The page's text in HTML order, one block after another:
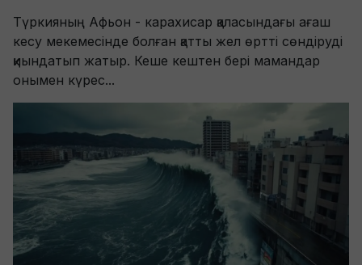
Түркияның Афьон - карахисар қаласындағы ағаш
кесу мекемесінде болған қатты жел өртті сөндіруді
қиындатып жатыр. Кеше кештен бері мамандар
онымен күрес...